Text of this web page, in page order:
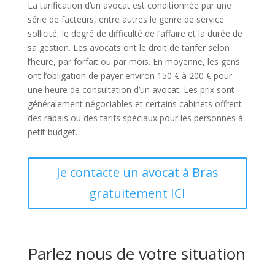
La tarification d’un avocat est conditionnée par une
série de facteurs, entre autres le genre de service
sollicité, le degré de difficulté de l’affaire et la durée de
sa gestion. Les avocats ont le droit de tarifer selon
l’heure, par forfait ou par mois. En moyenne, les gens
ont l’obligation de payer environ 150 € à 200 € pour
une heure de consultation d’un avocat. Les prix sont
généralement négociables et certains cabinets offrent
des rabais ou des tarifs spéciaux pour les personnes à
petit budget.
Je contacte un avocat à Bras
gratuitement ICI
Parlez nous de votre situation